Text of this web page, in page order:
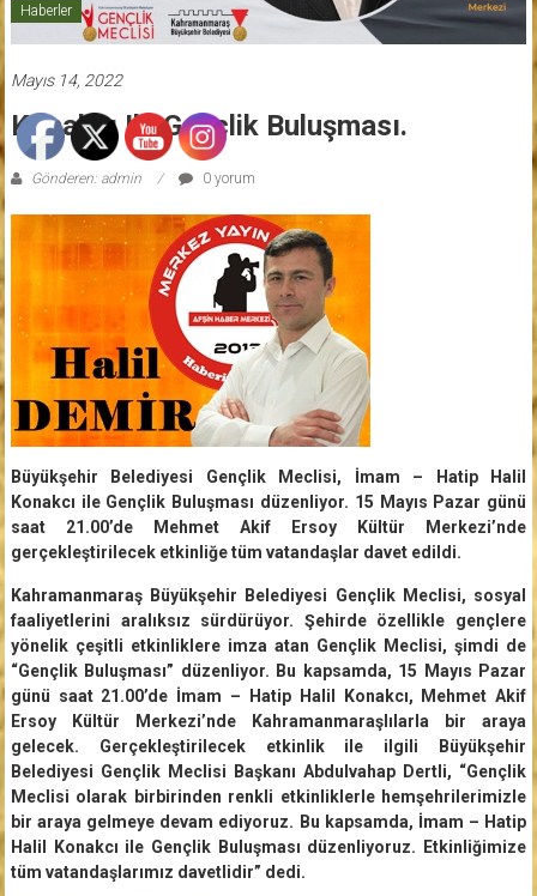
Haberler
Mayıs 14, 2022
Konakcı Ile Gençlik Buluşması.
Gönderen: admin 0 yorum
Büyükşehir Belediyesi Gençlik Meclisi, İmam – Hatip Halil
Konakcı ile Gençlik Buluşması düzenliyor. 15 Mayıs Pazar günü
saat 21.00’de Mehmet Akif Ersoy Kültür Merkezi’nde
gerçekleştirilecek etkinliğe tüm vatandaşlar davet edildi.
Kahramanmaraş Büyükşehir Belediyesi Gençlik Meclisi, sosyal
faaliyetlerini aralıksız sürdürüyor. Şehirde özellikle gençlere
yönelik çeşitli etkinliklere imza atan Gençlik Meclisi, şimdi de
“Gençlik Buluşması” düzenliyor. Bu kapsamda, 15 Mayıs Pazar
günü saat 21.00’de İmam – Hatip Halil Konakcı, Mehmet Akif
Ersoy Kültür Merkezi’nde Kahramanmaraşlılarla bir araya
gelecek. Gerçekleştirilecek etkinlik ile ilgili Büyükşehir
Belediyesi Gençlik Meclisi Başkanı Abdulvahap Dertli, “Gençlik
Meclisi olarak birbirinden renkli etkinliklerle hemşehrilerimizle
bir araya gelmeye devam ediyoruz. Bu kapsamda, İmam – Hatip
Halil Konakcı ile Gençlik Buluşması düzenliyoruz. Etkinliğimize
tüm vatandaşlarımız davetlidir” dedi.